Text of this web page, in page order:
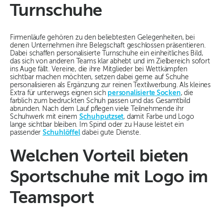
Turnschuhe
Firmenläufe gehören zu den beliebtesten Gelegenheiten, bei
denen Unternehmen ihre Belegschaft geschlossen präsentieren.
Dabei schaffen personalisierte Turnschuhe ein einheitliches Bild,
das sich von anderen Teams klar abhebt und im Zielbereich sofort
ins Auge fällt. Vereine, die ihre Mitglieder bei Wettkämpfen
sichtbar machen möchten, setzen dabei gerne auf Schuhe
personalisieren als Ergänzung zur reinen Textilwerbung. Als kleines
Extra für unterwegs eignen sich personalisierte Socken, die
farblich zum bedruckten Schuh passen und das Gesamtbild
abrunden. Nach dem Lauf pflegen viele Teilnehmende ihr
Schuhwerk mit einem Schuhputzset, damit Farbe und Logo
lange sichtbar bleiben. Im Spind oder zu Hause leistet ein
passender Schuhlöffeldabei gute Dienste.
Welchen Vorteil bieten
Sportschuhe mit Logo im
Teamsport